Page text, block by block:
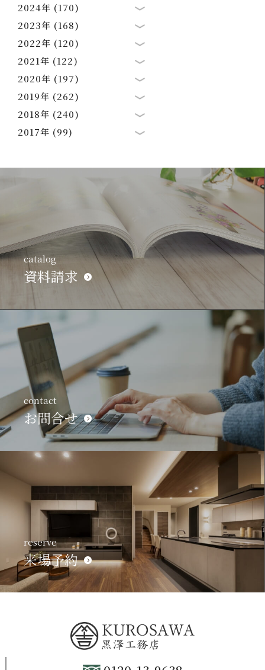
2024年 (170)
2023年 (168)
2022年 (120)
2021年 (122)
2020年 (197)
2019年 (262)
2018年 (240)
2017年 (99)
catalog
資料請求
contact
お問合せ
reserve
来場予約